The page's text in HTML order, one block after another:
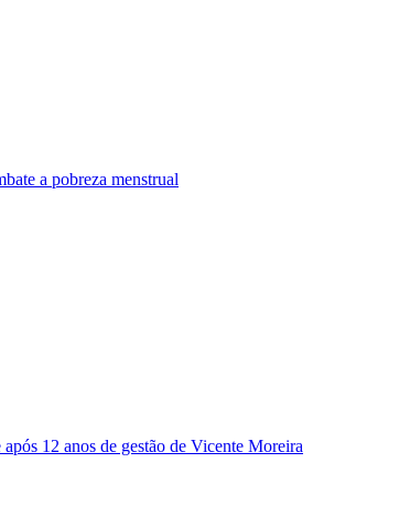
a pobreza menstrual
12 anos de gestão de Vicente Moreira